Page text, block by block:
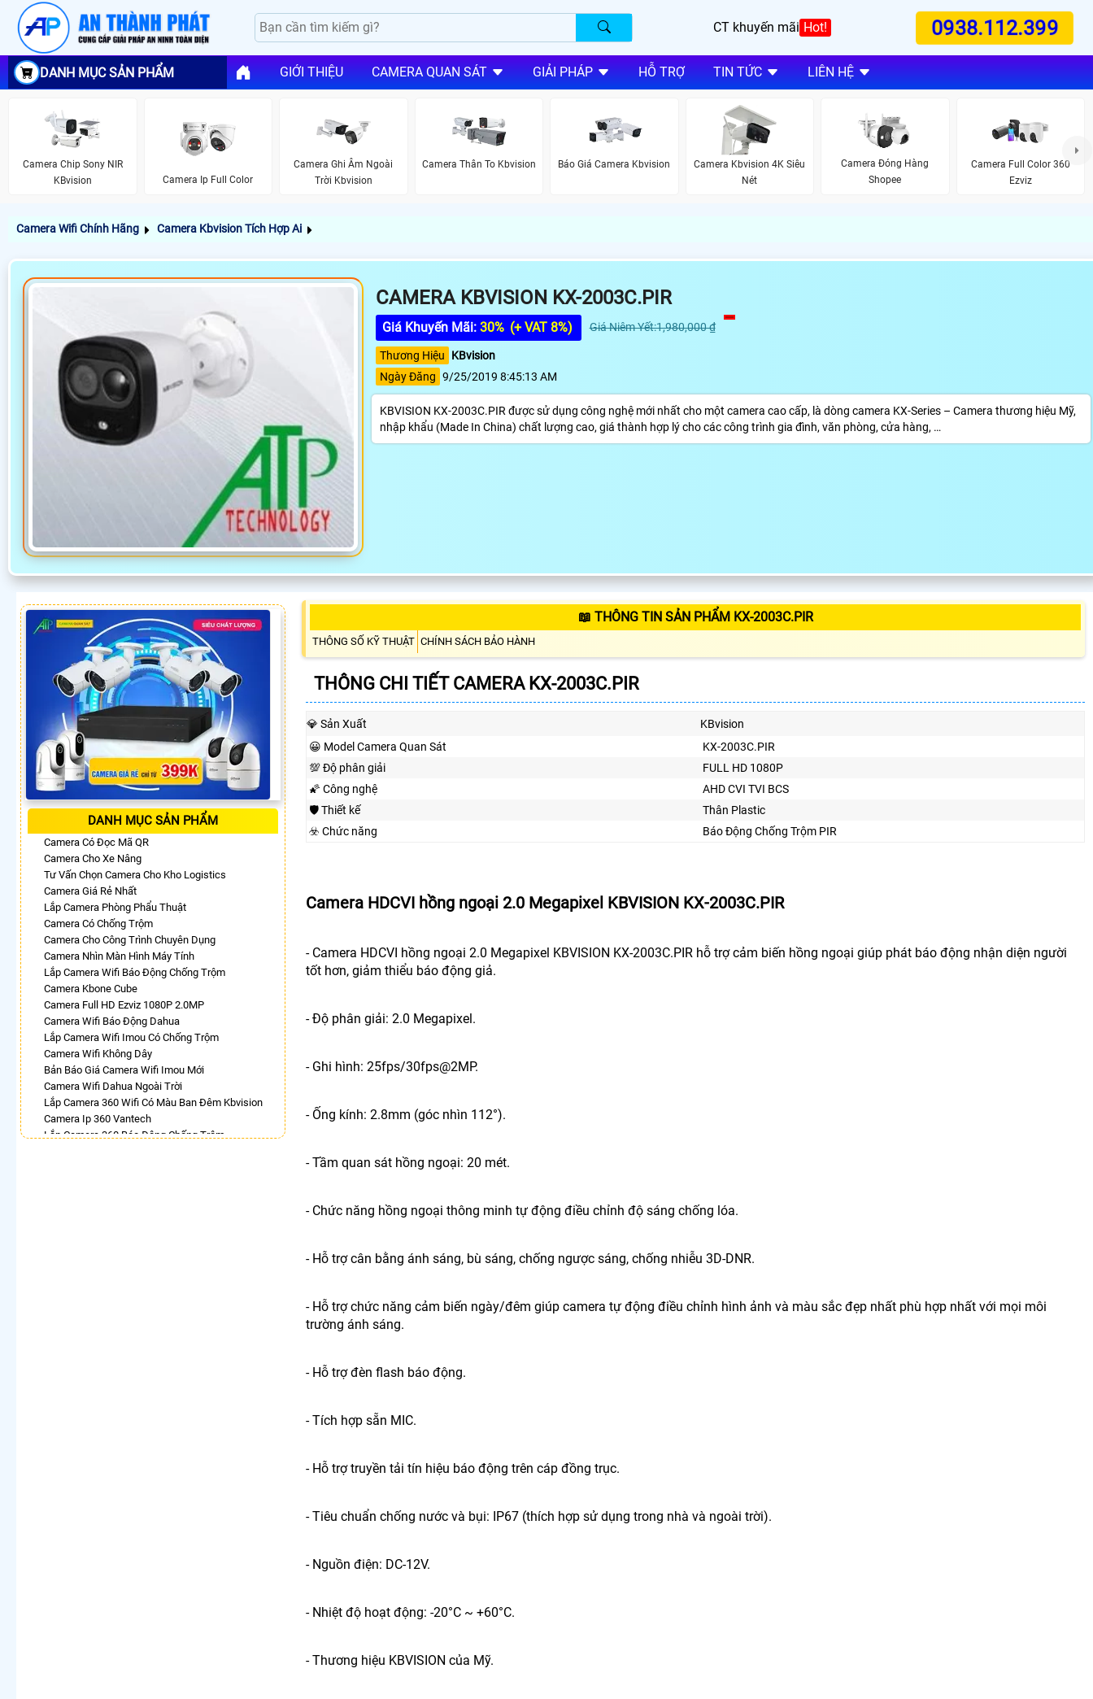
CT khuyến mãi Hot! 0938.112.399
DANH MỤC SẢN PHẨM GIỚI THIỆU CAMERA QUAN SÁT GIẢI PHÁP HỖ TRỢ TIN TỨC LIÊN HỆ
Camera Chip Sony NIR
KBvision
Camera Ip Full Color
Camera Ghi Âm Ngoài
Trời Kbvision
Camera Thân To Kbvision Báo Giá Camera Kbvision
Camera Kbvision 4K Siêu
Nét
Camera Đóng Hàng
Shopee
Camera Full Color 360
Ezviz
Camera Wifi Chính Hãng Camera Kbvision Tích Hợp Ai
CAMERA KBVISION KX-2003C.PIR
Giá Khuyến Mãi: 30% (+ VAT 8%) Giá Niêm Yết:1,980,000 ₫
Thương Hiệu
KBvision
Ngày Đăng 9/25/2019 8:45:13 AM
KBVISION KX-2003C.PIR được sử dụng công nghệ mới nhất cho một camera cao cấp, là dòng camera KX-Series – Camera thương hiệu Mỹ,
nhập khẩu (Made In China) chất lượng cao, giá thành hợp lý cho các công trình gia đình, văn phòng, cửa hàng, …
DANH MỤC SẢN PHẨM
Camera Có Đọc Mã QR
Camera Cho Xe Nâng
Tư Vấn Chọn Camera Cho Kho Logistics
Camera Giá Rẻ Nhất
Lắp Camera Phòng Phẩu Thuật
Camera Có Chống Trộm
Camera Cho Công Trình Chuyên Dụng
Camera Nhìn Màn Hình Máy Tính
Lắp Camera Wifi Báo Động Chống Trộm
Camera Kbone Cube
Camera Full HD Ezviz 1080P 2.0MP
Camera Wifi Báo Động Dahua
Lắp Camera Wifi Imou Có Chống Trộm
Camera Wifi Không Dây
Bản Báo Giá Camera Wifi Imou Mới
Camera Wifi Dahua Ngoài Trời
Lắp Camera 360 Wifi Có Màu Ban Đêm Kbvision
Camera Ip 360 Vantech
Lắp Camera 360 Báo Động Chống Trộm
📖 THÔNG TIN SẢN PHẨM KX-2003C.PIR
THÔNG SỐ KỸ THUẬT CHÍNH SÁCH BẢO HÀNH
THÔNG CHI TIẾT CAMERA KX-2003C.PIR
💎 Sản Xuất
KBvision
😀 Model Camera Quan Sát
KX-2003C.PIR
💯 Độ phân giải
FULL HD 1080P
🌠 Công nghệ
AHD CVI TVI BCS
🛡 Thiết kế
Thân Plastic
☣️ Chức năng
Báo Động Chống Trộm PIR
Camera HDCVI hồng ngoại 2.0 Megapixel KBVISION KX-2003C.PIR
- Camera HDCVI hồng ngoại 2.0 Megapixel KBVISION KX-2003C.PIR hỗ trợ cảm biến hồng ngoại giúp phát báo động nhận diện người
tốt hơn, giảm thiểu báo động giả.
- Độ phân giải: 2.0 Megapixel.
- Ghi hình: 25fps/30fps@2MP.
- Ống kính: 2.8mm (góc nhìn 112°).
- Tầm quan sát hồng ngoại: 20 mét.
- Chức năng hồng ngoại thông minh tự động điều chỉnh độ sáng chống lóa.
- Hỗ trợ cân bằng ánh sáng, bù sáng, chống ngược sáng, chống nhiễu 3D-DNR.
- Hỗ trợ chức năng cảm biến ngày/đêm giúp camera tự động điều chỉnh hình ảnh và màu sắc đẹp nhất phù hợp nhất với mọi môi
trường ánh sáng.
- Hỗ trợ đèn flash báo động.
- Tích hợp sẵn MIC.
- Hỗ trợ truyền tải tín hiệu báo động trên cáp đồng trục.
- Tiêu chuẩn chống nước và bụi: IP67 (thích hợp sử dụng trong nhà và ngoài trời).
- Nguồn điện: DC-12V.
- Nhiệt độ hoạt động: -20°C ~ +60°C.
- Thương hiệu KBVISION của Mỹ.